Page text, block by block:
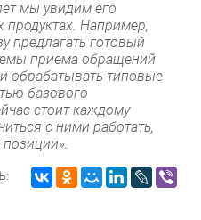
мы увидим его
продуктах. Например,
предлагать готовый
приема обращений
обрабатывать типовые
базового
стоит каждому
с ними работать,